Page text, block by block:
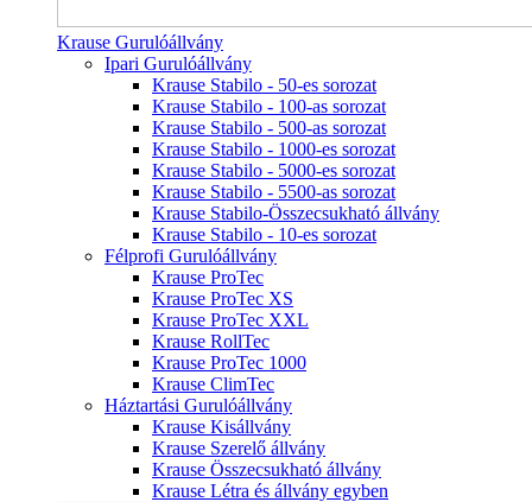
Krause Gurulóállvány
Ipari Gurulóállvány
Krause Stabilo - 50-es sorozat
Krause Stabilo - 100-as sorozat
Krause Stabilo - 500-as sorozat
Krause Stabilo - 1000-es sorozat
Krause Stabilo - 5000-es sorozat
Krause Stabilo - 5500-as sorozat
Krause Stabilo-Összecsukható állvány
Krause Stabilo - 10-es sorozat
Félprofi Gurulóállvány
Krause ProTec
Krause ProTec XS
Krause ProTec XXL
Krause RollTec
Krause ProTec 1000
Krause ClimTec
Háztartási Gurulóállvány
Krause Kisállvány
Krause Szerelő állvány
Krause Összecsukható állvány
Krause Létra és állvány egyben